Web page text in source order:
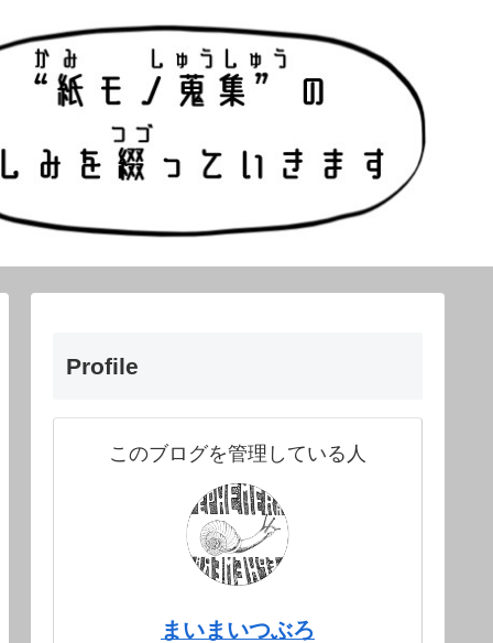
Profile
このブログを管理している人
まいまいつぶろ